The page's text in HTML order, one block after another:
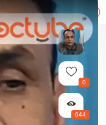
---
0
644